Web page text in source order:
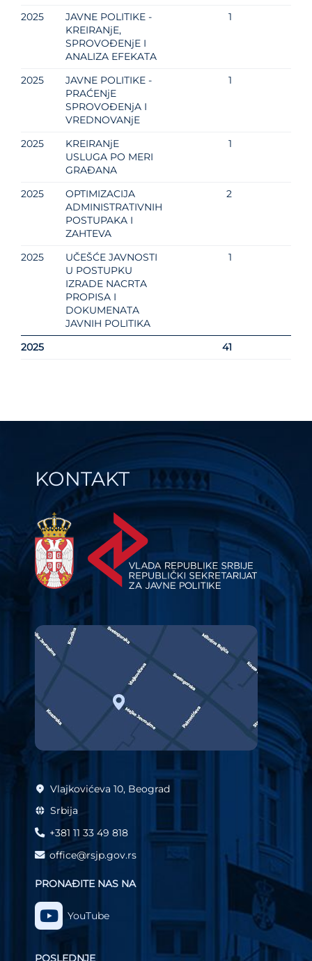
2025
JAVNE POLITIKE -
KREIRANjE,
SPROVOĐENjE I
ANALIZA EFEKATA
1
2025
JAVNE POLITIKE -
PRAĆENjE
SPROVOĐENjA I
VREDNOVANjE
1
2025
KREIRANjE
USLUGA PO MERI
GRAĐANA
1
2025
OPTIMIZACIJA
ADMINISTRATIVNIH
POSTUPAKA I
ZAHTEVA
2
2025
UČEŠĆE JAVNOSTI
U POSTUPKU
IZRADE NACRTA
PROPISA I
DOKUMENATA
JAVNIH POLITIKA
1
2025 41
KONTAKT
Vlajkovićeva 10, Beograd
Srbija
+381 11 33 49 818
office@rsjp.gov.rs
PRONAĐITE NAS NA
YouTube
POSLEDNJE